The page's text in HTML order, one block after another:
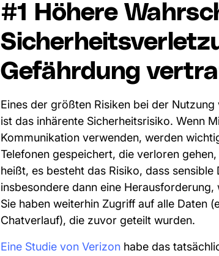
#1 Höhere
Gefährdung
Eines der größten Risiken bei der
ist das inhärente Sicherheitsrisiko. Wenn
Kommunikation verwenden, werden
Telefonen gespeichert, die verloren
heißt, es besteht das Risiko, dass
insbesondere dann eine
Sie haben weiterhin Zugriff auf alle Daten
Chatverlauf), die zuvor geteilt wurden.
Eine Studie von Verizon habe das